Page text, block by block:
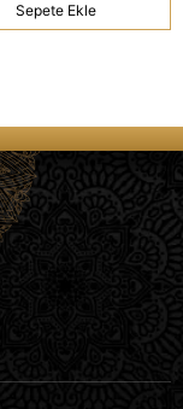
Sepete Ekle